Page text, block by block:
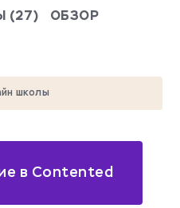
(27) ОБЗОР
школы
в Contented